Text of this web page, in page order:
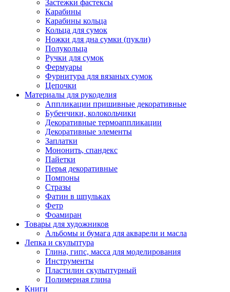
Застежки фастексы
Карабины
Карабины кольца
Кольца для сумок
Ножки для дна сумки (пукли)
Полукольца
Ручки для сумок
Фермуары
Фурнитура для вязаных сумок
Цепочки
Материалы для рукоделия
Аппликации пришивные декоративные
Бубенчики, колокольчики
Декоративные термоаппликации
Декоративные элементы
Заплатки
Мононить, спандекс
Пайетки
Перья декоративные
Помпоны
Стразы
Фатин в шпульках
Фетр
Фоамиран
Товары для художников
Альбомы и бумага для акварели и масла
Лепка и скульптура
Глина, гипс, масса для моделирования
Инструменты
Пластилин скульптурный
Полимерная глина
Книги